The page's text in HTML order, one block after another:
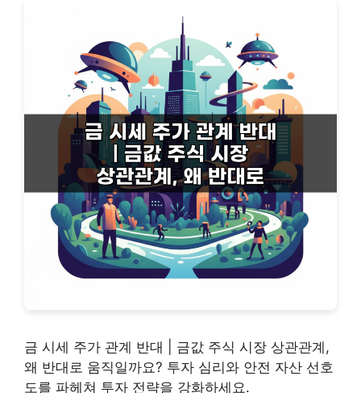
금 시세 주가 관계 반대 | 금값 주식 시장 상관관계,
왜 반대로 움직일까요? 투자 심리와 안전 자산 선호
도를 파헤쳐 투자 전략을 강화하세요.